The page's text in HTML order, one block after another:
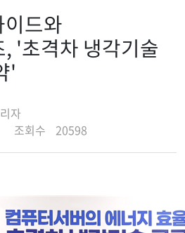
드와
'초격차 냉각기술
'
자
조회수 20598